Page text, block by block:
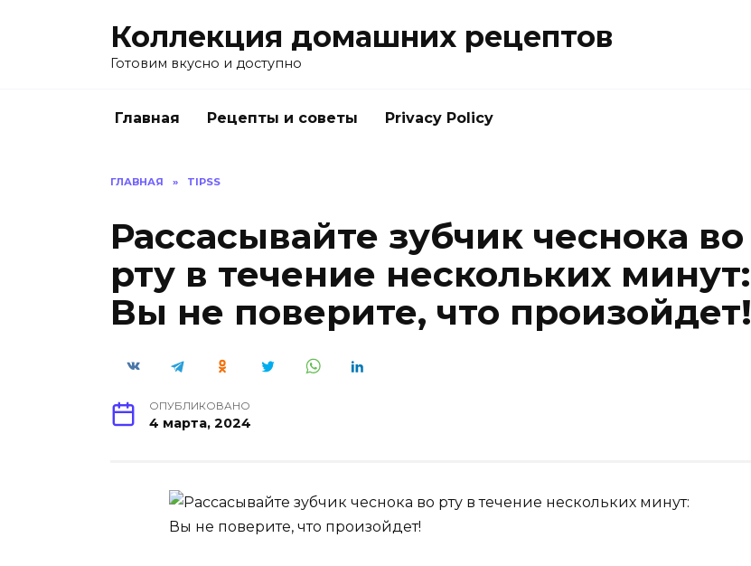
Коллекция домашних рецептов
Готовим вкусно и доступно
Главная Рецепты и советы Privacy Policy
ГЛАВНАЯ » TIPSS
Рассасывайте зубчик чеснока во
рту в течение нескольких минут:
Вы не поверите, что произойдет!
ОПУБЛИКОВАНО
4 марта, 2024